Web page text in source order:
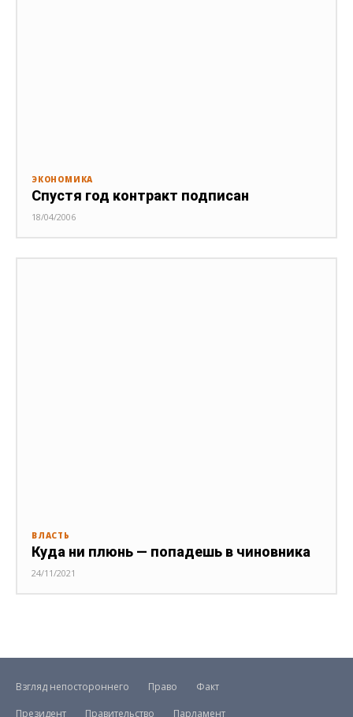
ЭКОНОМИКА
Спустя год контракт подписан
18/04/2006
ВЛАСТЬ
Куда ни плюнь — попадешь в чиновника
24/11/2021
Взгляд непостороннего Право
Факт
Президент
Правительство Парламент